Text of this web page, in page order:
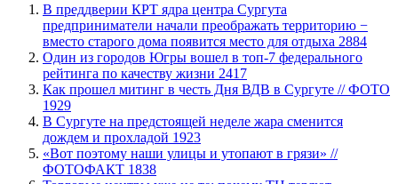
​В преддверии КРТ ядра центра Сургута
предприниматели начали преображать территорию −
вместо старого дома появится место для отдыха 2884
Один из городов Югры вошел в топ-7 федерального
рейтинга по качеству жизни 2417
Как прошел митинг в честь Дня ВДВ в Сургуте // ФОТО
1929
В Сургуте на предстоящей неделе жара сменится
дождем и прохладой 1923
«Вот поэтому наши улицы и утопают в грязи» //
ФОТОФАКТ 1838